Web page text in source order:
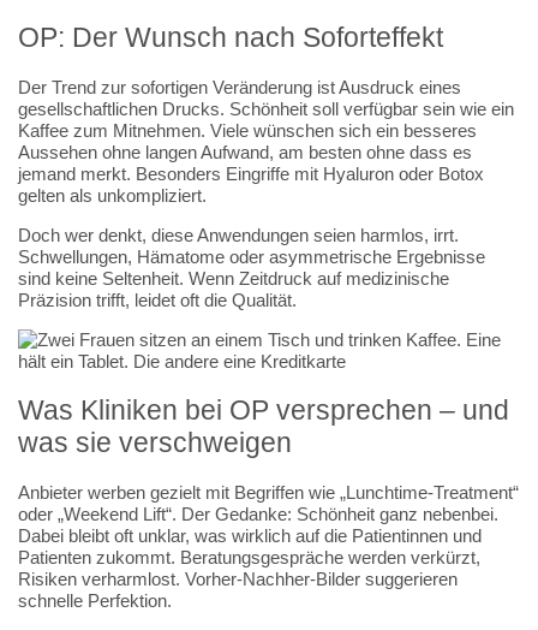
OP: Der Wunsch nach Soforteffekt
Der Trend zur sofortigen Veränderung ist Ausdruck eines
gesellschaftlichen Drucks. Schönheit soll verfügbar sein wie ein
Kaffee zum Mitnehmen. Viele wünschen sich ein besseres
Aussehen ohne langen Aufwand, am besten ohne dass es
jemand merkt. Besonders Eingriffe mit Hyaluron oder Botox
gelten als unkompliziert.
Doch wer denkt, diese Anwendungen seien harmlos, irrt.
Schwellungen, Hämatome oder asymmetrische Ergebnisse
sind keine Seltenheit. Wenn Zeitdruck auf medizinische
Präzision trifft, leidet oft die Qualität.
Was Kliniken bei OP versprechen – und
was sie verschweigen
Anbieter werben gezielt mit Begriffen wie „Lunchtime-Treatment“
oder „Weekend Lift“. Der Gedanke: Schönheit ganz nebenbei.
Dabei bleibt oft unklar, was wirklich auf die Patientinnen und
Patienten zukommt. Beratungsgespräche werden verkürzt,
Risiken verharmlost. Vorher-Nachher-Bilder suggerieren
schnelle Perfektion.